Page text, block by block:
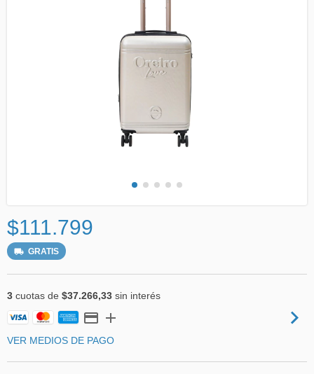
$111.799
GRATIS
3 cuotas de $37.266,33 sin interés
VER MEDIOS DE PAGO